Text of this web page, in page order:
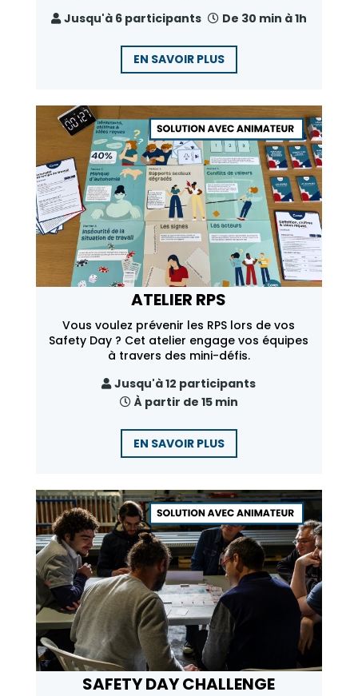
Jusqu'à 6 participants
De 30 min à 1h
EN SAVOIR PLUS
ATELIER RPS
Vous voulez prévenir les RPS lors de vos
Safety Day ? Cet atelier engage vos équipes
à travers des mini-défis.
Jusqu'à 12 participants
À partir de 15 min
EN SAVOIR PLUS
SAFETY DAY CHALLENGE